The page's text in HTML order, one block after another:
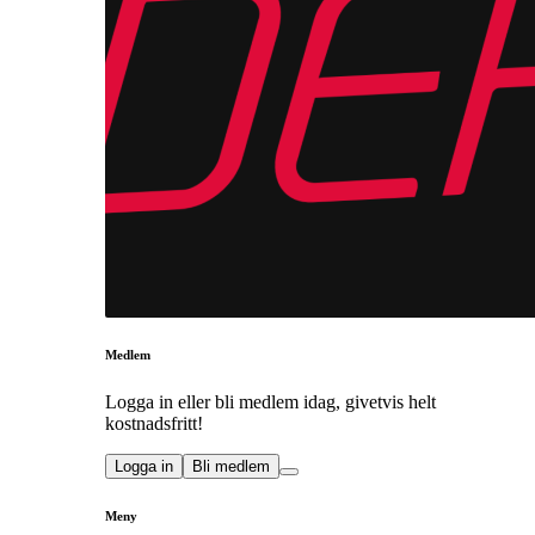
Medlem
Logga in eller bli medlem idag, givetvis helt
kostnadsfritt!
Logga in Bli medlem
Meny